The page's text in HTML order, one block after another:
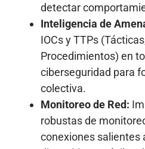
detectar
Inteligencia de
IOCs y TTPs
Procedimientos) en
ciberseguridad para
colectiva.
Monitoreo de Red:
robustas de
conexiones salientes